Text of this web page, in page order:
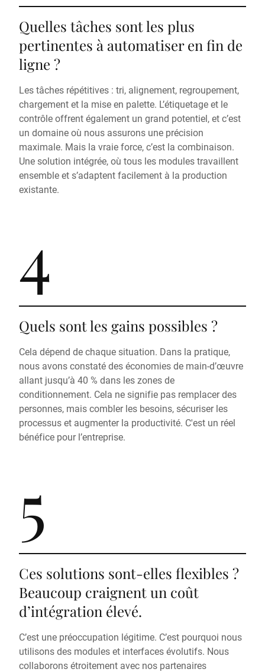
Quelles tâches sont les plus
pertinentes à automatiser en fin de
ligne ?
Les tâches répétitives : tri, alignement, regroupement,
chargement et la mise en palette. L’étiquetage et le
contrôle offrent également un grand potentiel, et c’est
un domaine où nous assurons une précision
maximale. Mais la vraie force, c’est la combinaison.
Une solution intégrée, où tous les modules travaillent
ensemble et s’adaptent facilement à la production
existante.
4
Quels sont les gains possibles ?
Cela dépend de chaque situation. Dans la pratique,
nous avons constaté des économies de main-d’œuvre
allant jusqu’à 40 % dans les zones de
conditionnement. Cela ne signifie pas remplacer des
personnes, mais combler les besoins, sécuriser les
processus et augmenter la productivité. C'est un réel
bénéfice pour l’entreprise.
5
Ces solutions sont-elles flexibles ?
Beaucoup craignent un coût
d’intégration élevé.
C’est une préoccupation légitime. C’est pourquoi nous
utilisons des modules et interfaces évolutifs. Nous
collaborons étroitement avec nos partenaires